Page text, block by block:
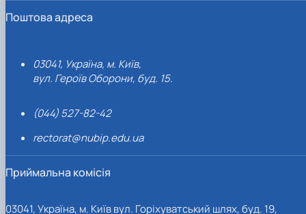
Поштова адреса
03041, Україна, м. Київ,
вул. Героїв Оборони, буд. 15.
(044) 527-82-42
rectorat@nubip.edu.ua
Приймальна комісія
03041, Україна, м. Київ вул. Горіхуватський шлях, буд. 19,